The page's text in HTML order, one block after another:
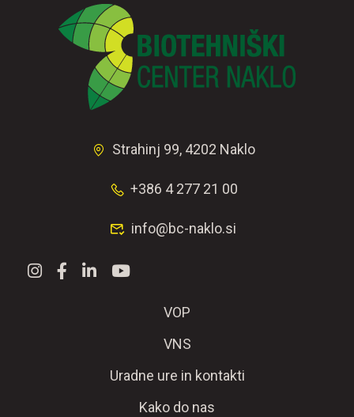
Strahinj 99, 4202 Naklo
+386 4 277 21 00
info@bc-naklo.si
VOP
VNS
Uradne ure in kontakti
Kako do nas